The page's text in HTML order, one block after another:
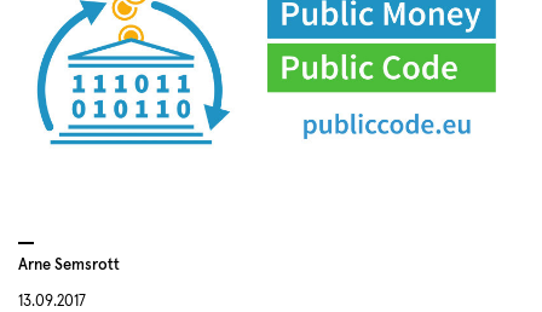
Arne Semsrott
13.09.2017